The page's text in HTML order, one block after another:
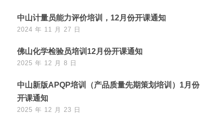
中山计量员能力评价培训，12月份开课通知
2024 年 11 月 27 日
佛山化学检验员培训12月份开课通知
2025 年 12 月 8 日
中山新版APQP培训（产品质量先期策划培训）1月份
开课通知
2025 年 12 月 23 日